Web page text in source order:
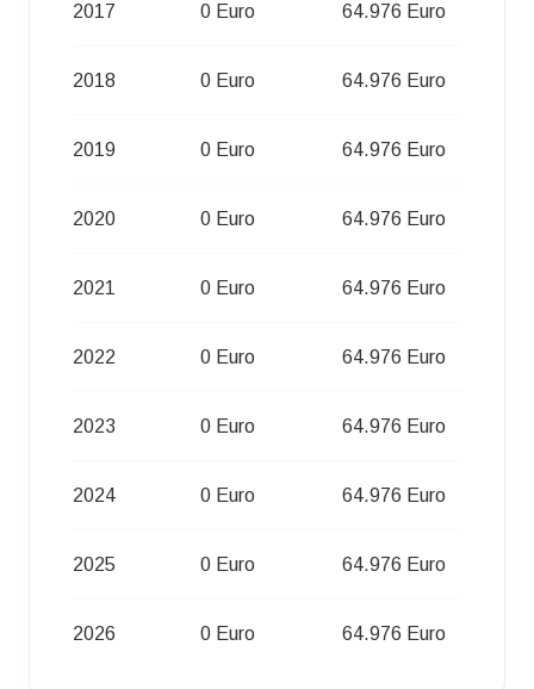
2017 0 Euro 64.976 Euro
2018 0 Euro 64.976 Euro
2019 0 Euro 64.976 Euro
2020 0 Euro 64.976 Euro
2021 0 Euro 64.976 Euro
2022 0 Euro 64.976 Euro
2023 0 Euro 64.976 Euro
2024 0 Euro 64.976 Euro
2025 0 Euro 64.976 Euro
2026 0 Euro 64.976 Euro